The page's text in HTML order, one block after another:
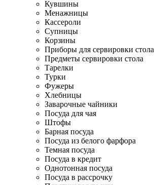
Кувшины
Менажницы
Кассероли
Супницы
Корзины
Приборы для сервировки стола
Предметы сервировки стола
Тарелки
Турки
Фужеры
Хлебницы
Заварочные чайники
Посуда для чая
Штофы
Барная посуда
Посуда из белого фарфора
Темная посуда
Посуда в кредит
Однотонная посуда
Посуда в рассрочку